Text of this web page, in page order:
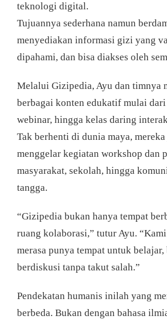
teknologi digital.
Tujuannya sederhana namun
menyediakan informasi gizi yang
dipahami, dan bisa diakses oleh
Melalui Gizipedia, Ayu dan timnya
berbagai konten edukatif mulai
webinar, hingga kelas daring
Tak berhenti di dunia maya,
menggelar kegiatan workshop dan
masyarakat, sekolah, hingga
tangga.
“Gizipedia bukan hanya tempat
ruang kolaborasi,” tutur Ayu.
merasa punya tempat untuk belajar,
berdiskusi tanpa takut salah.”
Pendekatan humanis inilah yang
berbeda. Bukan dengan bahasa